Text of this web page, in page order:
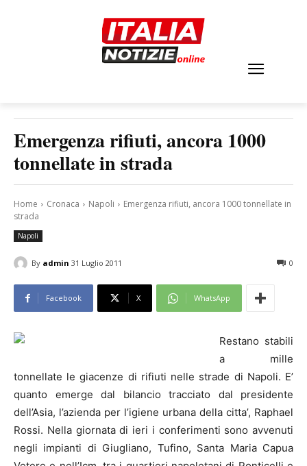
Emergenza rifiuti, ancora 1000
tonnellate in strada
Home Cronaca Napoli
Emergenza rifiuti, ancora 1000 tonnellate in
strada
Napoli
By admin 31 Luglio 2011 0
Facebook X WhatsApp
Restano stabili
a mille
tonnellate le giacenze di rifiuti nelle strade di Napoli. E’
quanto emerge dal bilancio tracciato dal presidente
dell’Asia, l’azienda per l’igiene urbana della citta’, Raphael
Rossi. Nella giornata di ieri i conferimenti sono avvenuti
negli impianti di Giugliano, Tufino, Santa Maria Capua